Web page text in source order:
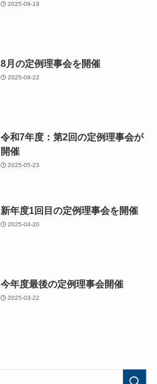
2025-09-19
8月の定例理事会を開催
2025-08-22
令和7年度：第2回の定例理事会が
開催
2025-05-23
新年度1回目の定例理事会を開催
2025-04-20
今年度最後の定例理事会開催
2025-03-22